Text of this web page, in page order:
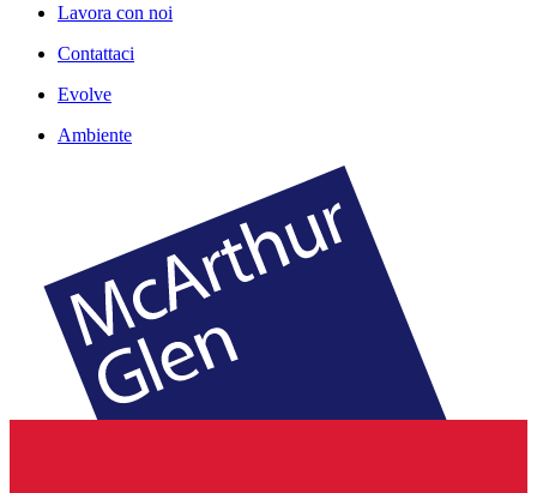
Lavora con noi
Contattaci
Evolve
Ambiente